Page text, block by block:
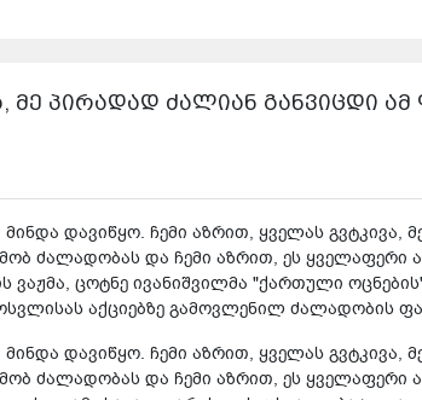
მე პირადად ძალიან განვიცდი ამ
და­ვი­წყო. ჩემი აზ­რით, ყვე­ლას გვტკი­ვა,
ძა­ლა­დო­ბას და ჩემი აზ­რით, ეს ყვე­ლა­ფე­რი
ვაჟ­მა, ცოტ­ნე ივა­ნიშ­ვილ­მა "ქარ­თუ­ლი
აქ­ცი­ებ­ზე გა­მოვ­ლე­ნილ ძა­ლა­დო­ბის
და­ვი­წყო. ჩემი აზ­რით, ყვე­ლას გვტკი­ვა,
ძა­ლა­დო­ბას და ჩემი აზ­რით, ეს ყვე­ლა­ფე­რი